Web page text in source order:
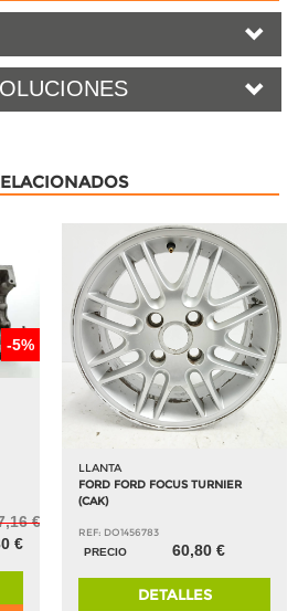
-5%
€
€
LLANTA
FORD FORD FOCUS TURNIER
(CAK)
REF: DO1456783
PRECIO
60,80 €
DETALLES